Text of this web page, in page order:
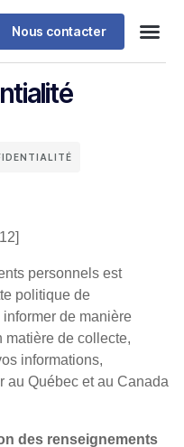
Nous contacter
personnels est
politique de
de manière
matière de collecte,
informations,
au Québec et au Canada
des renseignements